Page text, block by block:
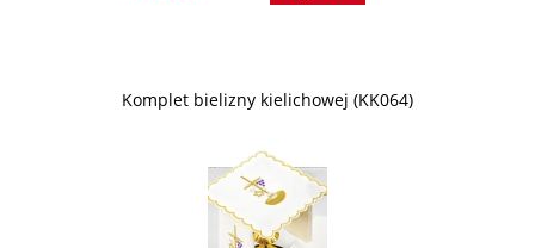
Komplet bielizny kielichowej (KK064)